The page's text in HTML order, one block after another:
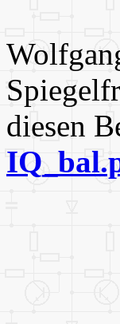
diesen